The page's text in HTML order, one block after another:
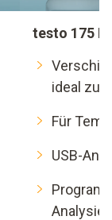
testo 175
ideal zur
Für
USB-